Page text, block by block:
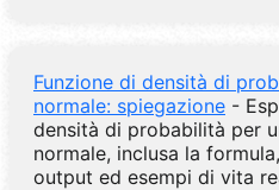
Funzione di densità di
normale: spiegazione -
densità di probabilità per
normale, inclusa la
output ed esempi di vita